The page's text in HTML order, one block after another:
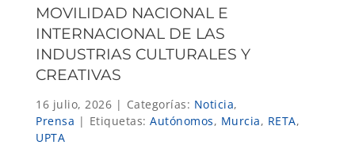
MOVILIDAD NACIONAL E
INTERNACIONAL DE LAS
INDUSTRIAS CULTURALES Y
CREATIVAS
16 julio, 2026 | Categorías: Noticia,
Prensa | Etiquetas: Autónomos, Murcia, RETA,
UPTA